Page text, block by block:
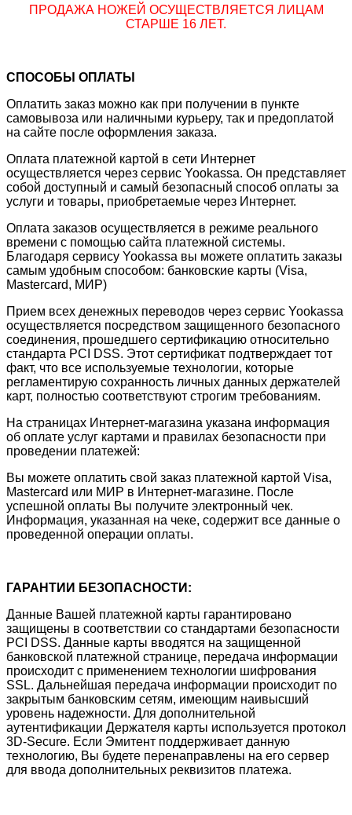
ПРОДАЖА НОЖЕЙ ОСУЩЕСТВЛЯЕТСЯ ЛИЦАМ
СТАРШЕ 16 ЛЕТ.
СПОСОБЫ ОПЛАТЫ
Оплатить заказ можно как при получении в пункте
самовывоза или наличными курьеру, так и предоплатой
на сайте после оформления заказа.
Оплата платежной картой в сети Интернет
осуществляется через сервис Yookassa. Он представляет
собой доступный и самый безопасный способ оплаты за
услуги и товары, приобретаемые через Интернет.
Оплата заказов осуществляется в режиме реального
времени с помощью сайта платежной системы.
Благодаря сервису Yookassa вы можете оплатить заказы
самым удобным способом: банковские карты (Visa,
Mastercard, МИР)
Прием всех денежных переводов через сервис Yookassa
осуществляется посредством защищенного безопасного
соединения, прошедшего сертификацию относительно
стандарта PCI DSS. Этот сертификат подтверждает тот
факт, что все используемые технологии, которые
регламентирую сохранность личных данных держателей
карт, полностью соответствуют строгим требованиям.
На страницах Интернет-магазина указана информация
об оплате услуг картами и правилах безопасности при
проведении платежей:
Вы можете оплатить свой заказ платежной картой Visa,
Mastercard или МИР в Интернет-магазине. После
успешной оплаты Вы получите электронный чек.
Информация, указанная на чеке, содержит все данные о
проведенной операции оплаты.
ГАРАНТИИ БЕЗОПАСНОСТИ:
Данные Вашей платежной карты гарантировано
защищены в соответствии со стандартами безопасности
PCI DSS. Данные карты вводятся на защищенной
банковской платежной странице, передача информации
происходит с применением технологии шифрования
SSL. Дальнейшая передача информации происходит по
закрытым банковским сетям, имеющим наивысший
уровень надежности. Для дополнительной
аутентификации Держателя карты используется протокол
3D-Secure. Если Эмитент поддерживает данную
технологию, Вы будете перенаправлены на его сервер
для ввода дополнительных реквизитов платежа.